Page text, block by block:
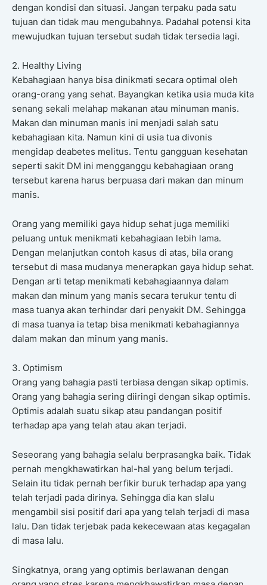
dengan kondisi dan situasi. Jangan terpaku pada satu
tujuan dan tidak mau mengubahnya. Padahal potensi kita
mewujudkan tujuan tersebut sudah tidak tersedia lagi.
2. Healthy Living
Kebahagiaan hanya bisa dinikmati secara optimal oleh
orang-orang yang sehat. Bayangkan ketika usia muda kita
senang sekali melahap makanan atau minuman manis.
Makan dan minuman manis ini menjadi salah satu
kebahagiaan kita. Namun kini di usia tua divonis
mengidap deabetes melitus. Tentu gangguan kesehatan
seperti sakit DM ini mengganggu kebahagiaan orang
tersebut karena harus berpuasa dari makan dan minum
manis.
Orang yang memiliki gaya hidup sehat juga memiliki
peluang untuk menikmati kebahagiaan lebih lama.
Dengan melanjutkan contoh kasus di atas, bila orang
tersebut di masa mudanya menerapkan gaya hidup sehat.
Dengan arti tetap menikmati kebahagiaannya dalam
makan dan minum yang manis secara terukur tentu di
masa tuanya akan terhindar dari penyakit DM. Sehingga
di masa tuanya ia tetap bisa menikmati kebahagiannya
dalam makan dan minum yang manis.
3. Optimism
Orang yang bahagia pasti terbiasa dengan sikap optimis.
Orang yang bahagia sering diiringi dengan sikap optimis.
Optimis adalah suatu sikap atau pandangan positif
terhadap apa yang telah atau akan terjadi.
Seseorang yang bahagia selalu berprasangka baik. Tidak
pernah mengkhawatirkan hal-hal yang belum terjadi.
Selain itu tidak pernah berfikir buruk terhadap apa yang
telah terjadi pada dirinya. Sehingga dia kan slalu
mengambil sisi positif dari apa yang telah terjadi di masa
lalu. Dan tidak terjebak pada kekecewaan atas kegagalan
di masa lalu.
Singkatnya, orang yang optimis berlawanan dengan